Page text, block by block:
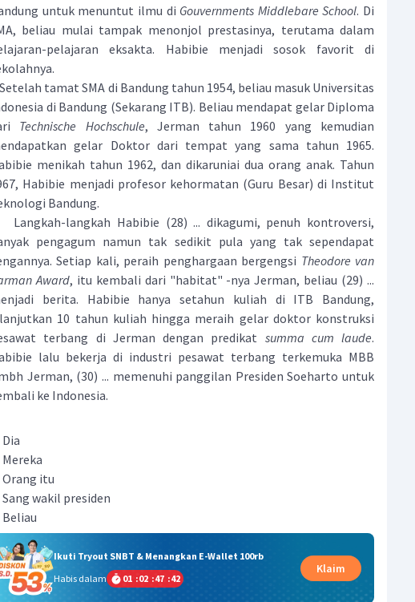
untuk menuntut ilmu di Gouvernments Middlebare School. Di
beliau mulai tampak menonjol prestasinya, terutama dalam
pelajaran eksakta. Habibie menjadi sosok favorit di
tamat SMA di Bandung tahun 1954, beliau masuk Universitas
di Bandung (Sekarang ITB). Beliau mendapat gelar Diploma
Technische Hochschule, Jerman tahun 1960 yang kemudian
gelar Doktor dari tempat yang sama tahun 1965.
menikah tahun 1962, dan dikaruniai dua orang anak. Tahun
Habibie menjadi profesor kehormatan (Guru Besar) di Institut
Bandung.
langkah Habibie (28) ... dikagumi, penuh kontroversi,
pengagum namun tak sedikit pula yang tak sependapat
Setiap kali, peraih penghargaan bergengsi Theodore van
Award, itu kembali dari "habitat" -nya Jerman, beliau (29) ...
berita. Habibie hanya setahun kuliah di ITB Bandung,
10 tahun kuliah hingga meraih gelar doktor konstruksi
terbang di Jerman dengan predikat summa cum laude.
lalu bekerja di industri pesawat terbang terkemuka MBB
Jerman, (30) ... memenuhi panggilan Presiden Soeharto untuk
ke Indonesia.
Dia
Mereka
Orang itu
Sang wakil presiden
Beliau
Ikuti Tryout SNBT & Menangkan E-Wallet 100rb
Habis dalam
01 :02 :47 :41
Klaim